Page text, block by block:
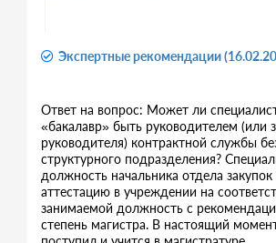
Экспертные рекомендации
Ответ на вопрос: Может ли
«бакалавр» быть руководителем (или
руководителя) контрактной службы
структурного подразделения?
должность начальника отдела
аттестацию в учреждении на
занимаемой должность с
степень магистра. В настоящий